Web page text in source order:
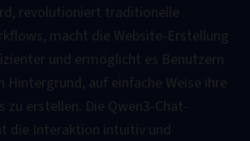
revolutioniert traditionelle
macht die Website-Erstellung
und ermöglicht es Benutzern
Hintergrund, auf einfache Weise ihre
zu erstellen. Die Qwen3-Chat-
die Interaktion intuitiv und